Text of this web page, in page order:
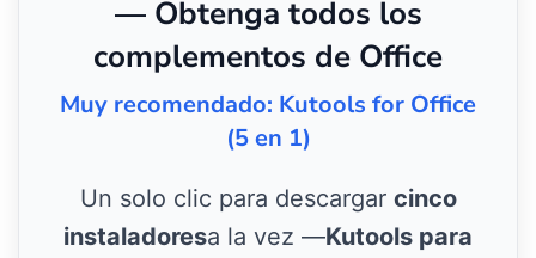
— Obtenga todos los
complementos de Office
Muy recomendado: Kutools for Office
(5 en 1)
Un solo clic para descargar cinco
instaladoresa la vez —Kutools para